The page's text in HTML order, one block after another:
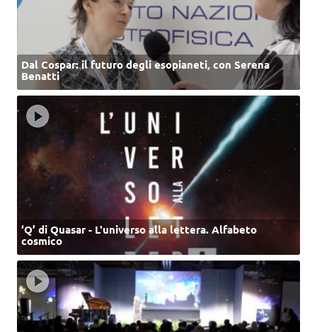
Dal Cospar: il futuro degli esopianeti, con Serena
Benatti
‘Q’ di Quasar - L'universo alla lettera. Alfabeto
cosmico